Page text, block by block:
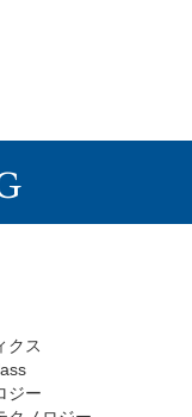
クス
ジー